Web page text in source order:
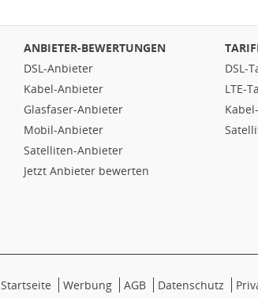
ANBIETER-BEWERTUNGEN
DSL-Anbieter
Kabel-Anbieter
Glasfaser-Anbieter
Mobil-Anbieter
Satelliten-Anbieter
Jetzt Anbieter bewerten
DSL-
LTE-
Startseite Werbung AGB Datenschutz